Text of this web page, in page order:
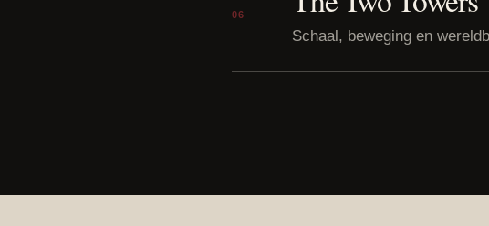
06
Schaal, beweging en